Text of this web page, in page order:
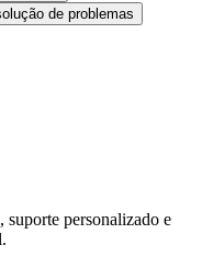
de problemas
suporte personalizado e